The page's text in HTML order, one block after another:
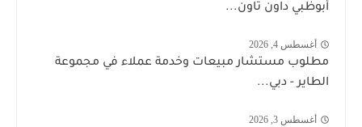
أبوظبي داون تاون...
أغسطس 4, 2026
مطلوب مستشار مبيعات وخدمة عملاء في مجموعة
الطاير - دبي...
أغسطس 3, 2026